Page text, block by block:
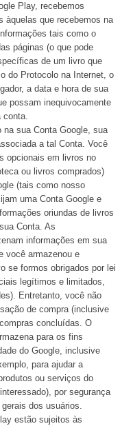
Play, recebemos
àquelas que recebemos na
tais como o
páginas (o que pode
de um livro que
do Protocolo na Internet, o
a data e hora de sua
possam inequivocamente
conta.
sua Conta Google, sua
a tal Conta. Você
opcionais em livros no
ou livros comprados)
(tais como nosso
uma Conta Google e
oriundas de livros
Conta. As
informações em sua
você armazenou e
se formos obrigados por lei
legítimos e limitados,
Entretanto, você não
de compra (inclusive
concluídas. O
para os fins
do Google, inclusive
para ajudar a
ou serviços do
por segurança
dos usuários.
estão sujeitos às